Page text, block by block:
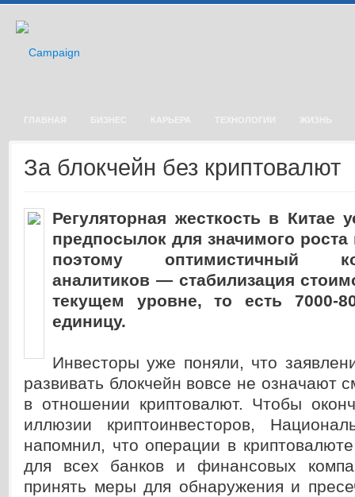
ГЛАВНАЯ БИЗНЕС КАРЬЕРА ТЕХНОЛОГИИ ЖИЗНЬ
За блокчейн без криптовалют
Регуляторная жесткость в Китае
предпосылок для значимого роста
поэтому оптимистичный
аналитиков — стабилизация
текущем уровне, то есть 7000-
единицу.
Инвесторы уже поняли, что
развивать блокчейн вовсе не означают
в отношении криптовалют. Чтобы
иллюзии криптоинвесторов,
напомнил, что операции в
для всех банков и финансовых
принять меры для обнаружения и